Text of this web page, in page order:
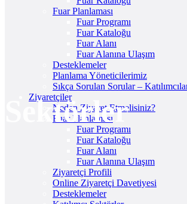
Fuar Planlaması
Fuar Programı
Fuar Kataloğu
Fuar Alanı
Fuar Alanına Ulaşım
Desteklemeler
Planlama Yöneticilerimiz
Sıkça Sorulan Sorular –
Ziyaretçiler
Neden Ziyaret Etmelisiniz?
Fuar Planlaması
Fuar Programı
Fuar Kataloğu
Fuar Alanı
Fuar Alanına Ulaşım
Ziyaretçi Profili
Online Ziyaretçi Davetiyesi
Desteklemeler
Sektörler